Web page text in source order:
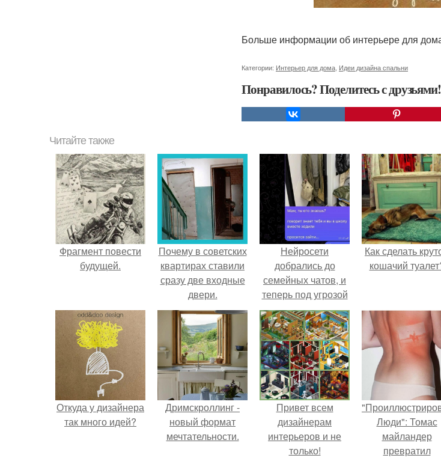
Больше информации об интерьере для
Категории: Интерьер для дома Идеи дизайна спальни
Понравилось? Поделитесь с друзьями!
Читайте также
Фрагмент повести
будущей.
Почему в советских
квартирах ставили
сразу две входные
двери.
Нейросети
добрались до
семейных чатов, и
теперь под угрозой
мамины нервы.
Как сделать
кошачий
Откуда у дизайнера
так много идей?
Дримскроллинг -
новый формат
мечтательности.
Привет всем
дизайнерам
интерьеров и не
только!
Люди": Томас
майландер
превратил